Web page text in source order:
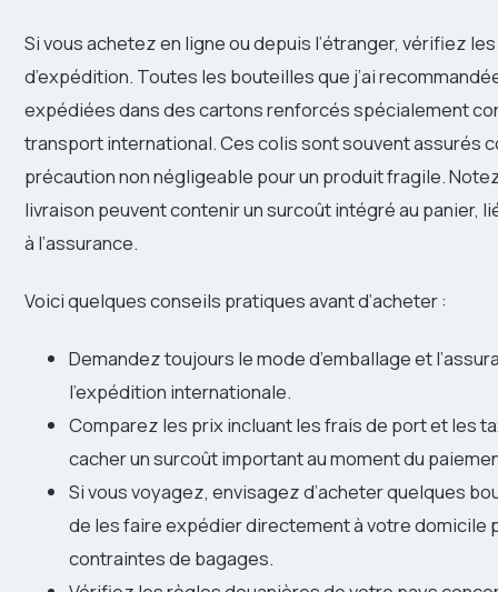
Si vous achetez en ligne ou depuis l’étranger, vérifiez
d’expédition. Toutes les bouteilles que j’ai
expédiées dans des cartons renforcés spécialement
transport international. Ces colis sont souvent assurés
précaution non négligeable pour un produit fragile.
livraison peuvent contenir un surcoût intégré au panier,
à l’assurance.
Voici quelques conseils pratiques avant d’acheter :
Demandez toujours le mode d’emballage et
l’expédition internationale.
Comparez les prix incluant les frais de port et les
cacher un surcoût important au moment du
Si vous voyagez, envisagez d’acheter quelques
de les faire expédier directement à votre domicile
contraintes de bagages.